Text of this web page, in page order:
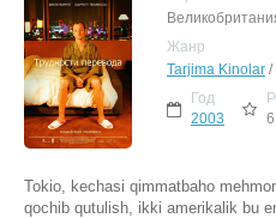
Жанр
Tarjima Kinolar /
Год
2003
Tokio, kechasi qimmatbaho
qochib qutulish, ikki amerikalik bu